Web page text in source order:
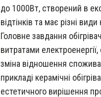
до 1000Вт, створений в
відтінків та має різні види
Головне завдання
витратами
зміна відношення
прикладі керамічні
естетичного вирішення